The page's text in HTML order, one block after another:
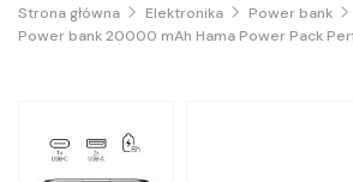
Strona główna Elektronika
Power bank
Power bank 20000 mAh Hama Power Pack